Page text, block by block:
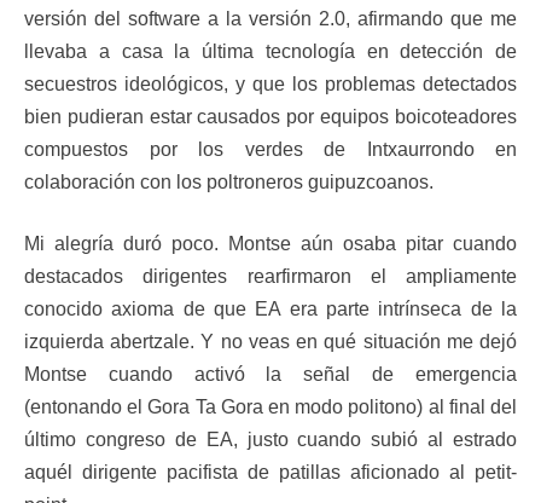
versión del software a la versión 2.0, afirmando que me
llevaba a casa la última tecnología en detección de
secuestros ideológicos, y que los problemas detectados
bien pudieran estar causados por equipos boicoteadores
compuestos por los verdes de Intxaurrondo en
colaboración con los poltroneros guipuzcoanos.
Mi alegría duró poco. Montse aún osaba pitar cuando
destacados dirigentes rearfirmaron el ampliamente
conocido axioma de que EA era parte intrínseca de la
izquierda abertzale. Y no veas en qué situación me dejó
Montse cuando activó la señal de emergencia
(entonando el Gora Ta Gora en modo politono) al final del
último congreso de EA, justo cuando subió al estrado
aquél dirigente pacifista de patillas aficionado al petit-